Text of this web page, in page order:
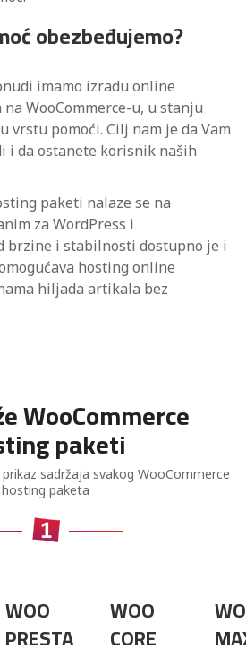
obezbeđujemo?
imamo izradu online
WooCommerce-u, u stanju
vrstu pomoći. Cilj nam je da Vam
i da ostanete korisnik naših
paketi nalaze se na
za WordPress i
brzine i stabilnosti dostupno je i
hosting online
hiljada artikala bez
WooCommerce
paketi
sadržaja svakog WooCommerce
hosting paketa
WOO
PRESTA
WOO
CORE